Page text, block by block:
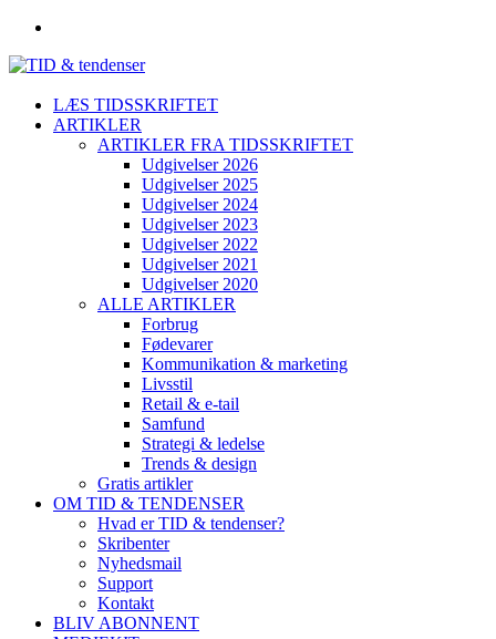
LÆS TIDSSKRIFTET
ARTIKLER
ARTIKLER FRA TIDSSKRIFTET
Udgivelser 2026
Udgivelser 2025
Udgivelser 2024
Udgivelser 2023
Udgivelser 2022
Udgivelser 2021
Udgivelser 2020
ALLE ARTIKLER
Forbrug
Fødevarer
Kommunikation & marketing
Livsstil
Retail & e-tail
Samfund
Strategi & ledelse
Trends & design
Gratis artikler
OM TID & TENDENSER
Hvad er TID & tendenser?
Skribenter
Nyhedsmail
Support
Kontakt
BLIV ABONNENT